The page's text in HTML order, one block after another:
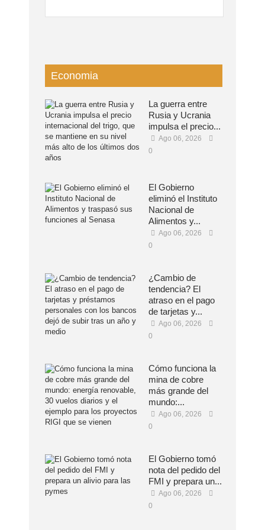
Economia
La guerra entre
Rusia y Ucrania
impulsa el precio...
Ago 06, 2026
0
El Gobierno
eliminó el Instituto
Nacional de
Alimentos y...
Ago 06, 2026
0
¿Cambio de
tendencia? El
atraso en el pago
de tarjetas y...
Ago 06, 2026
0
Cómo funciona la
mina de cobre
más grande del
mundo:...
Ago 06, 2026
0
El Gobierno tomó
nota del pedido del
FMI y prepara un...
Ago 06, 2026
0